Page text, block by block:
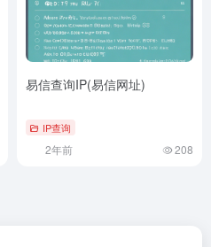
易信查询IP(易信网址)
IP查询
2年前 208